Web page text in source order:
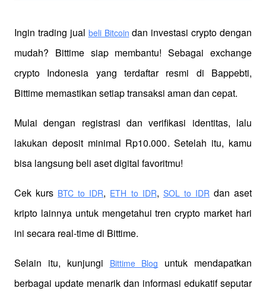
Ingin trading jual beli Bitcoin dan investasi crypto dengan
mudah? Bittime siap membantu! Sebagai exchange
crypto Indonesia yang terdaftar resmi di Bappebti,
Bittime memastikan setiap transaksi aman dan cepat.
Mulai dengan registrasi dan verifikasi identitas, lalu
lakukan deposit minimal Rp10.000. Setelah itu, kamu
bisa langsung beli aset digital favoritmu!
Cek kurs BTC to IDR, ETH to IDR, SOL to IDR dan aset
kripto lainnya untuk mengetahui tren crypto market hari
ini secara real-time di Bittime.
Selain itu, kunjungi Bittime Blog
untuk mendapatkan
berbagai update menarik dan informasi edukatif seputar